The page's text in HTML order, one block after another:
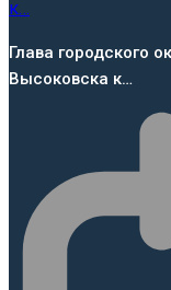
Глава городского
Высоковска к…